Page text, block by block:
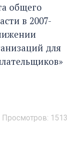
общего
в 2007-
для
Просмотров: 1513